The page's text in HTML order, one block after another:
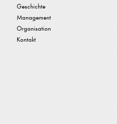
Geschichte
Management
Organisation
Kontakt